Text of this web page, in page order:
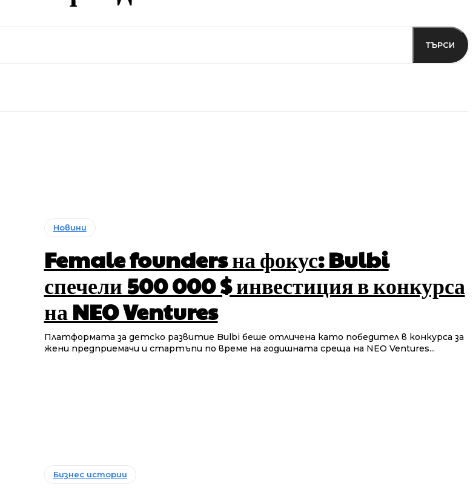
ТЪРСИ
Новини
Female founders на фокус: Bulbi
спечели 500 000 $ инвестиция в конкурса
на NEO Ventures
Платформата за детско развитие Bulbi беше отличена като победител в конкурса за
жени предприемачи и стартъпи по време на годишната среща на NEO Ventures...
Бизнес истории